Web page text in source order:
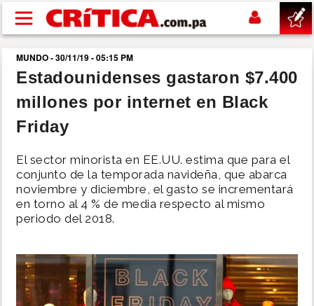
Pasar al contenido principal
buscar
SUCESOS
POLÍTICA
SHOW
DEPORTES
MUNDO
MUNDO - 30/11/19 - 05:15 PM
Estadounidenses gastaron $7.400
millones por internet en Black
Friday
El sector minorista en EE.UU. estima que para el
conjunto de la temporada navideña, que abarca
noviembre y diciembre, el gasto se incrementará
en torno al 4 % de media respecto al mismo
periodo del 2018.